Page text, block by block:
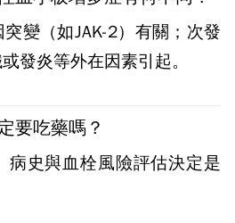
變（如JAK-2）有關；次發
發炎等外在因素引起。
要吃藥嗎？
病史與血栓風險評估決定是